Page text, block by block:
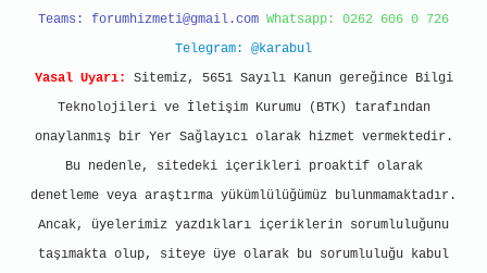
Teams: forumhizmeti@gmail.com Whatsapp: 0262 606 0 726
Telegram: @karabul
Yasal Uyarı:
Sitemiz, 5651 Sayılı Kanun gereğince Bilgi
Teknolojileri ve İletişim Kurumu (BTK) tarafından
onaylanmış bir Yer Sağlayıcı olarak hizmet vermektedir.
Bu nedenle, sitedeki içerikleri proaktif olarak
denetleme veya araştırma yükümlülüğümüz bulunmamaktadır.
Ancak, üyelerimiz yazdıkları içeriklerin sorumluluğunu
taşımakta olup, siteye üye olarak bu sorumluluğu kabul